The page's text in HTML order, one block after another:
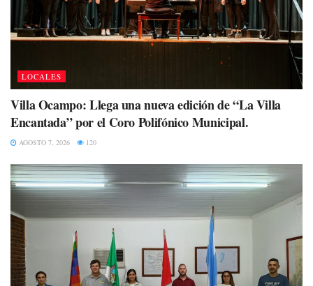
LOCALES
Villa Ocampo: Llega una nueva edición de “La Villa
Encantada” por el Coro Polifónico Municipal.
AGOSTO 7, 2026 120